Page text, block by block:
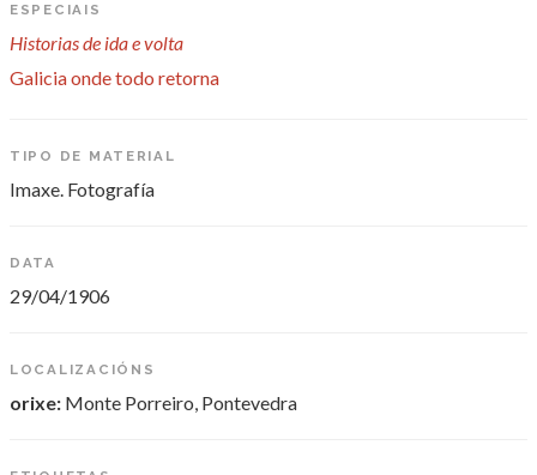
ESPECIAIS
Historias de ida e volta
Galicia onde todo retorna
TIPO DE MATERIAL
Imaxe. Fotografía
DATA
29/04/1906
LOCALIZACIÓNS
orixe: Monte Porreiro, Pontevedra